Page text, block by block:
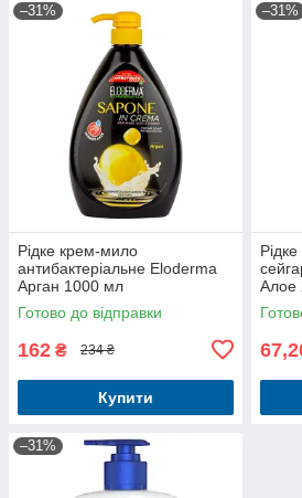
–31%
Рідке крем-мило
антибактеріальне Eloderma
Арган 1000 мл
Готово до відправки
162 ₴ 234 ₴
Купити
–31%
Алое
–31%